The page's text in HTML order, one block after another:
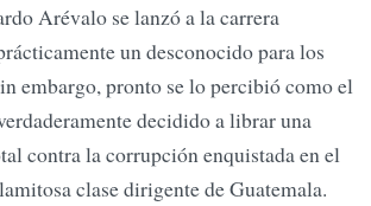
Arévalo se lanzó a la carrera
un desconocido para los
embargo, pronto se lo percibió como el
decidido a librar una
contra la corrupción enquistada en el
clase dirigente de Guatemala.